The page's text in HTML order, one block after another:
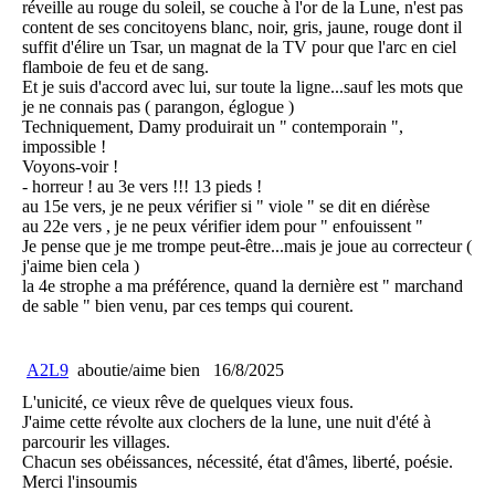
réveille au rouge du soleil, se couche à l'or de la Lune, n'est pas
content de ses concitoyens blanc, noir, gris, jaune, rouge dont il
suffit d'élire un Tsar, un magnat de la TV pour que l'arc en ciel
flamboie de feu et de sang.
Et je suis d'accord avec lui, sur toute la ligne...sauf les mots que
je ne connais pas ( parangon, églogue )
Techniquement, Damy produirait un " contemporain ",
impossible !
Voyons-voir !
- horreur ! au 3e vers !!! 13 pieds !
au 15e vers, je ne peux vérifier si " viole " se dit en diérèse
au 22e vers , je ne peux vérifier idem pour " enfouissent "
Je pense que je me trompe peut-être...mais je joue au correcteur (
j'aime bien cela )
la 4e strophe a ma préférence, quand la dernière est " marchand
de sable " bien venu, par ces temps qui courent.
A2L9 aboutie/aime bien
16/8/2025
L'unicité, ce vieux rêve de quelques vieux fous.
J'aime cette révolte aux clochers de la lune, une nuit d'été à
parcourir les villages.
Chacun ses obéissances, nécessité, état d'âmes, liberté, poésie.
Merci l'insoumis